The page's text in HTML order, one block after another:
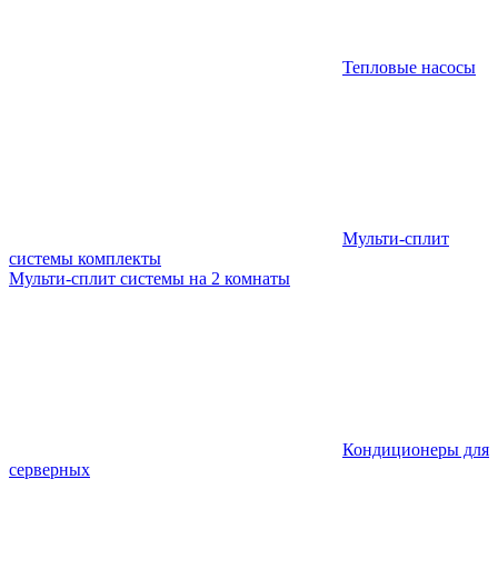
Тепловые насосы
Мульти-сплит
системы комплекты
Мульти-сплит системы на 2 комнаты
Кондиционеры для
серверных